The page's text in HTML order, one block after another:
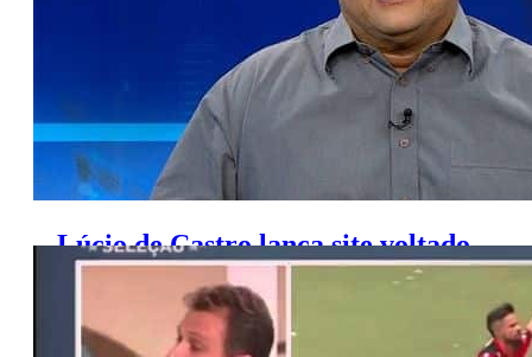
Lúcio de Castro lança site voltado
para o jornalismo investigativo